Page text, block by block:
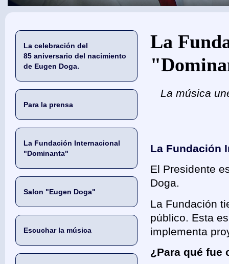
La celebración del
85 aniversario del nacimiento
de Eugen Doga.
Para la prensa
La Fundación Internacional
"Dominanta"
Salon "Eugen Doga"
Escuchar la música
Usted está aquí
La
La música
La Fundación
El Presidente
Doga.
La Fundación
público. Esta
implementa
¿Para qué fue